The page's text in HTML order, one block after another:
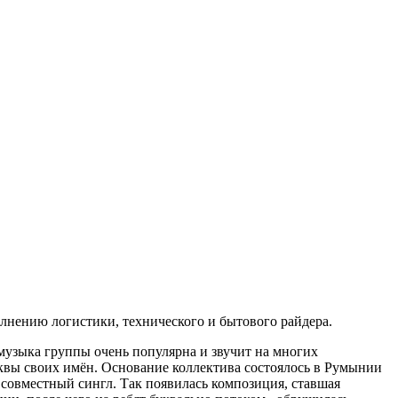
логистики, технического и бытового райдера.
группы очень популярна и звучит на многих
своих имён. Основание коллектива состоялось в Румынии
сингл. Так появилась композиция, ставшая